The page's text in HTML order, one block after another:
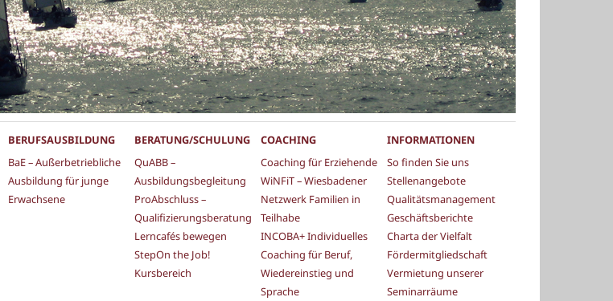
BERUFSAUSBILDUNG
BaE – Außerbetriebliche
Ausbildung für junge
Erwachsene
BERATUNG/SCHULUNG
QuABB –
Ausbildungsbegleitung
ProAbschluss –
Qualifizierungsberatung
Lerncafés bewegen
StepOn the Job!
Kursbereich
COACHING
Coaching für Erziehende
WiNFiT – Wiesbadener
Netzwerk Familien in
Teilhabe
INCOBA+ Individuelles
Coaching für Beruf,
Wiedereinstieg und
Sprache
INFORMATIONEN
So finden Sie uns
Stellenangebote
Qualitätsmanagement
Geschäftsberichte
Charta der Vielfalt
Fördermitgliedschaft
Vermietung unserer
Seminarräume